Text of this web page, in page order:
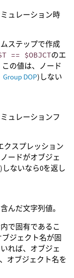
ュレーション時
ステップで作成
== $OBJCTのエ
の値は、ノード
Group DOP)しない
ュレーションフ
クスプレッション
ードがオブジェ
)しないなら0を返し
んだ文字列値。
で固有であるこ
ジェクト名が固
れば、オブジェ
オブジェクト名を